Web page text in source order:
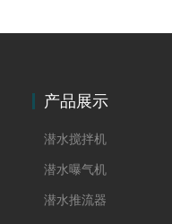
产品展示
潜水搅拌机
潜水曝气机
潜水推流器